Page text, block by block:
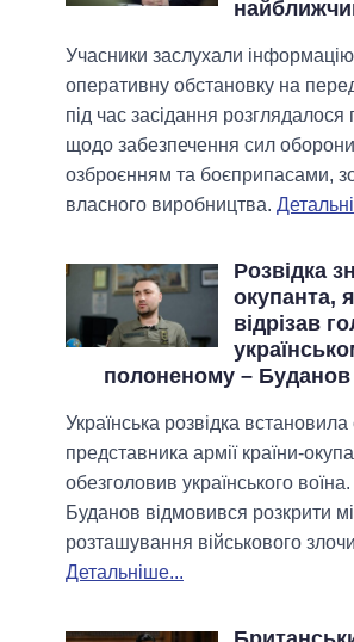
Учасники заслухали
оперативну обстановку на
під час засідання розглядалося
щодо забезпечення сил оборони
озброєнням та боєприпасами,
власного виробництва.
Розвідка
окупанта,
відрізав
полоненому – Буданов
Українська розвідка
представника армії країни-
обезголовив українського
Буданов відмовився розкрити
розташування військового
Детальніше...